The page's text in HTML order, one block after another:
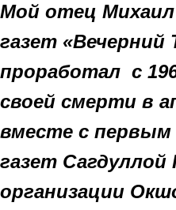
Мой отец Михаил
газет
проработал с
своей смерти в
вместе с
газет
организации